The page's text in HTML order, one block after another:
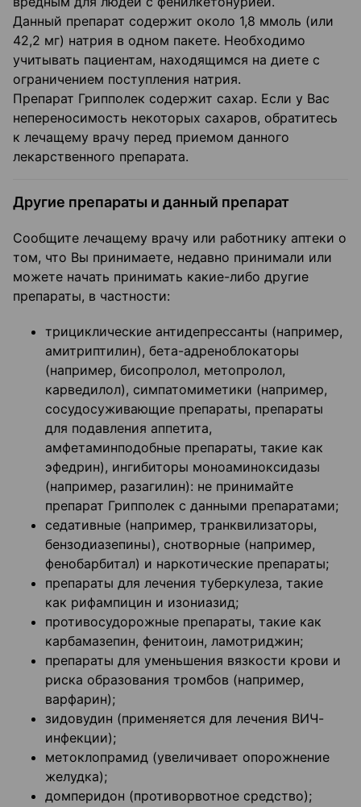
Данный препарат содержит около 1,8 ммоль (или
42,2 мг) натрия в одном пакете. Необходимо
учитывать пациентам, находящимся на диете с
ограничением поступления натрия.
Препарат Грипполек содержит сахар. Если у Вас
непереносимость некоторых сахаров, обратитесь
к лечащему врачу перед приемом данного
лекарственного препарата.
Другие препараты и данный препарат
Сообщите лечащему врачу или работнику аптеки о
том, что Вы принимаете, недавно принимали или
можете начать принимать какие-либо другие
препараты, в частности:
трициклические антидепрессанты (например,
амитриптилин), бета-адреноблокаторы
(например, бисопролол, метопролол,
карведилол), симпатомиметики (например,
сосудосуживающие препараты, препараты
для подавления аппетита,
амфетаминподобные препараты, такие как
эфедрин), ингибиторы моноаминоксидазы
(например, разагилин): не принимайте
препарат Грипполек с данными препаратами;
седативные (например, транквилизаторы,
бензодиазепины), снотворные (например,
фенобарбитал) и наркотические препараты;
препараты для лечения туберкулеза, такие
как рифампицин и изониазид;
противосудорожные препараты, такие как
карбамазепин, фенитоин, ламотриджин;
препараты для уменьшения вязкости крови и
риска образования тромбов (например,
варфарин);
зидовудин (применяется для лечения ВИЧ-
инфекции);
метоклопрамид (увеличивает опорожнение
желудка);
домперидон (противорвотное средство);